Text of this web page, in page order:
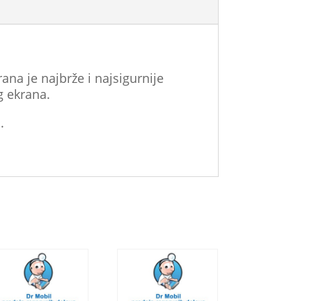
je najbrže i najsigurnije
ekrana.